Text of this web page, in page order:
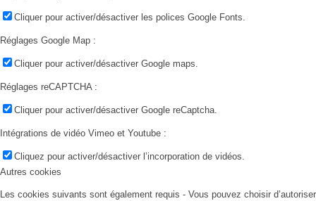
Cliquer pour activer/désactiver les polices Google Fonts.
Réglages Google Map :
Cliquer pour activer/désactiver Google maps.
Réglages reCAPTCHA :
Cliquer pour activer/désactiver Google reCaptcha.
Intégrations de vidéo Vimeo et Youtube :
Cliquez pour activer/désactiver l’incorporation de vidéos.
Autres cookies
Les cookies suivants sont également requis - Vous pouvez choisir d’autoriser